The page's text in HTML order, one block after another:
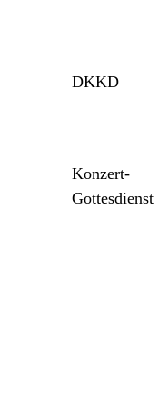
DKKD
Konzert-
Gottesdienst